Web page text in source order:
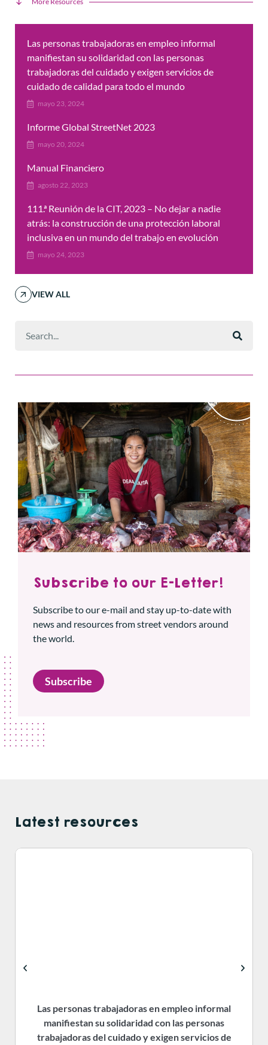
Las personas trabajadoras en empleo informal
manifiestan su solidaridad con las personas
trabajadoras del cuidado y exigen servicios de
cuidado de calidad para todo el mundo
mayo 23, 2024
Informe Global StreetNet 2023
mayo 20, 2024
Manual Financiero
agosto 22, 2023
111.ª Reunión de la CIT, 2023 – No dejar a nadie
atrás: la construcción de una protección laboral
inclusiva en un mundo del trabajo en evolución
mayo 24, 2023
VIEW ALL
Subscribe to our E-Letter!
Subscribe to our e-mail and stay up-to-date with
news and resources from street vendors around
the world.
Subscribe
Latest resources
Las personas trabajadoras en empleo informal
manifiestan su solidaridad con las personas
trabajadoras del cuidado y exigen servicios de